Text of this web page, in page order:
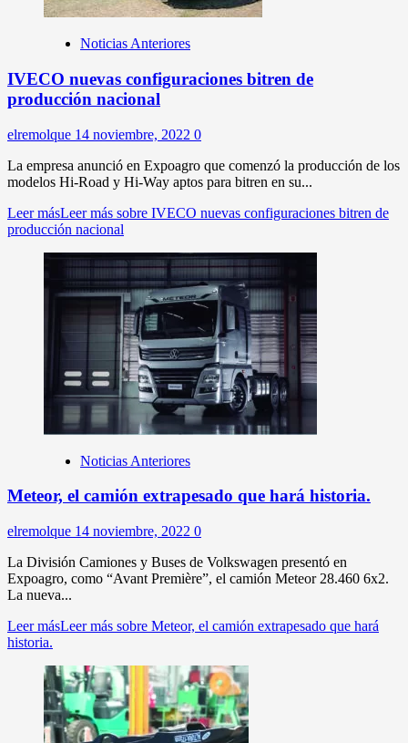
Noticias Anteriores
IVECO nuevas configuraciones bitren de
producción nacional
elremolque 14 noviembre, 2022 0
La empresa anunció en Expoagro que comenzó la producción de los
modelos Hi-Road y Hi-Way aptos para bitren en su...
Leer másLeer más sobre IVECO nuevas configuraciones bitren de
producción nacional
Noticias Anteriores
Meteor, el camión extrapesado que hará historia.
elremolque 14 noviembre, 2022 0
La División Camiones y Buses de Volkswagen presentó en
Expoagro, como “Avant Première”, el camión Meteor 28.460 6x2.
La nueva...
Leer másLeer más sobre Meteor, el camión extrapesado que hará
historia.